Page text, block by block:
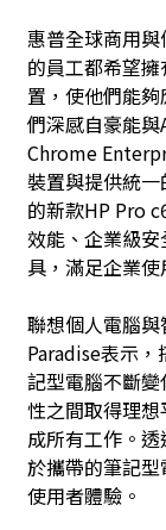
惠普全球商用
的員工都希望
置，使他們能
們深感自豪能
Chrome
裝置與提供統
的新款HP Pro
效能、企業級
具，滿足企業
聯想個人電腦
Paradise表示
記型電腦不斷
性之間取得理
成所有工作。
於攜帶的筆記
使用者體驗。